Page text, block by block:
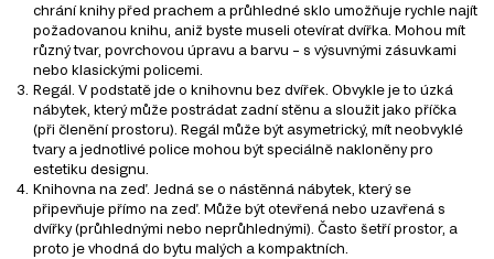
chrání knihy před prachem a průhledné sklo umožňuje rychle najít
požadovanou knihu, aniž byste museli otevírat dvířka. Mohou mít
různý tvar, povrchovou úpravu a barvu – s výsuvnými zásuvkami
nebo klasickými policemi.
Regál. V podstatě jde o knihovnu bez dvířek. Obvykle je to úzká
nábytek, který může postrádat zadní stěnu a sloužit jako příčka
(při členění prostoru). Regál může být asymetrický, mít neobvyklé
tvary a jednotlivé police mohou být speciálně nakloněny pro
estetiku designu.
Knihovna na zeď. Jedná se o nástěnná nábytek, který se
připevňuje přímo na zeď. Může být otevřená nebo uzavřená s
dvířky (průhlednými nebo neprůhlednými). Často šetří prostor, a
proto je vhodná do bytu malých a kompaktních.